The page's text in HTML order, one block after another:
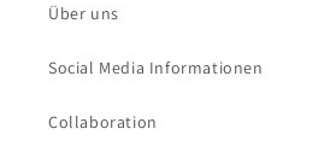
Über uns
Social Media Informationen
Collaboration